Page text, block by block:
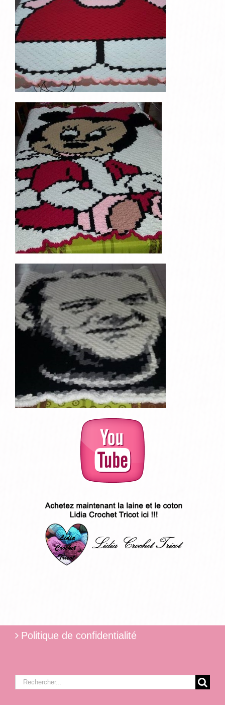
Politique de confidentialité
Rechercher: